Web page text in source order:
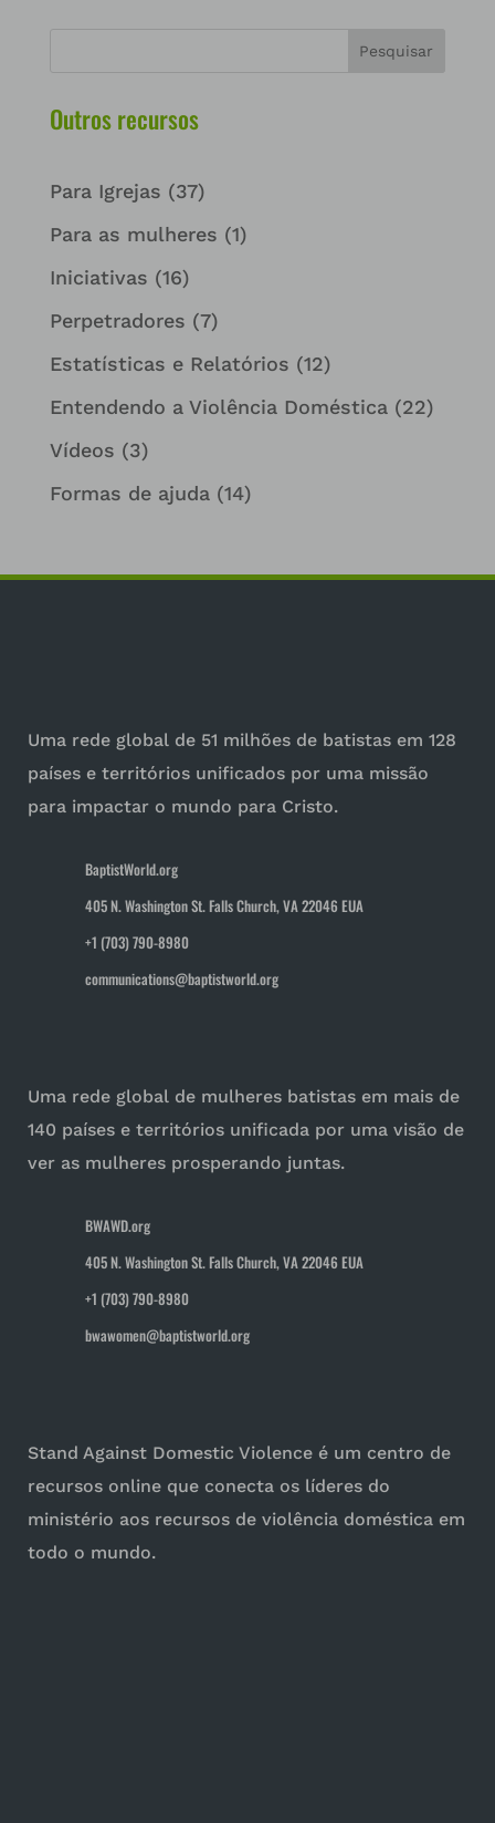
Pesquisar
Outros recursos
Para Igrejas (37)
Para as mulheres (1)
Iniciativas (16)
Perpetradores (7)
Estatísticas e Relatórios (12)
Entendendo a Violência Doméstica(22)
Vídeos (3)
Formas de ajuda(14)
Uma rede global de 51 milhões de batistas em 128
países e territórios unificados por uma missão
para impactar o mundo para Cristo.
BaptistWorld.org
405 N. Washington St. Falls Church, VA 22046 EUA
+1 (703) 790-8980
communications@baptistworld.org
Uma rede global de mulheres batistas em mais de
140 países e territórios unificada por uma visão de
ver as mulheres prosperando juntas.
BWAWD.org
405 N. Washington St. Falls Church, VA 22046 EUA
+1 (703) 790-8980
bwawomen@baptistworld.org
Stand Against Domestic Violence é um centro de
recursos online que conecta os líderes do
ministério aos recursos de violência doméstica em
todo o mundo.